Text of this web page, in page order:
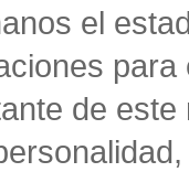
el
de